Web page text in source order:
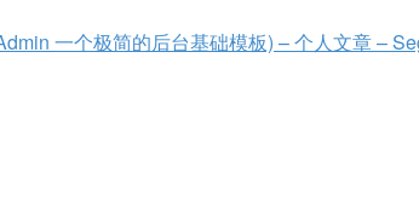
一个极简的后台基础模板) – 个人文章 –